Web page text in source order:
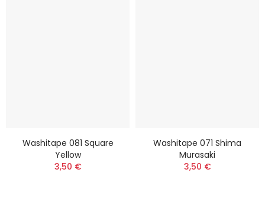
Washitape 081 Square
Yellow
3,50 €
Washitape 071 Shima
Murasaki
3,50 €